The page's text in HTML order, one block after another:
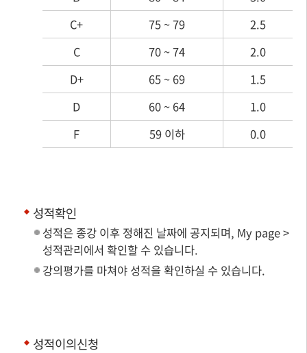
C+
75 ~ 79
2.5
C
70 ~ 74
2.0
D+
65 ~ 69
1.5
D
60 ~ 64
1.0
F
59 이하 0.0
성적확인
성적은 종강 이후 정해진 날짜에 공지되며, My page >
성적관리에서 확인할 수 있습니다.
강의평가를 마쳐야 성적을 확인하실 수 있습니다.
성적이의신청